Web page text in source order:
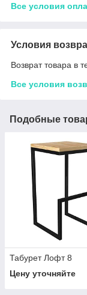
Все условия
Условия
Возврат товара в
Все условия
Подобные
Табурет Лофт 8
Цену уточняйте